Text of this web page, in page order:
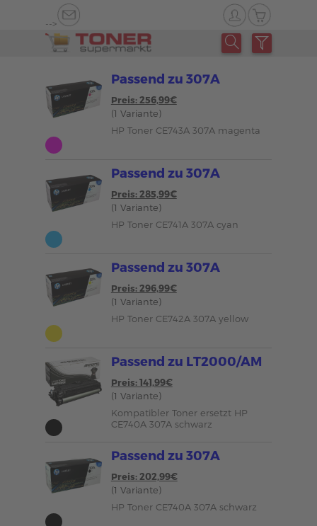
-->
Passend zu 307A
Preis: 256,99€
(1 Variante)
HP Toner CE743A 307A magenta
Passend zu 307A
Preis: 285,99€
(1 Variante)
HP Toner CE741A 307A cyan
Passend zu 307A
Preis: 296,99€
(1 Variante)
HP Toner CE742A 307A yellow
Passend zu LT2000/AM
Preis: 141,99€
(1 Variante)
Kompatibler Toner ersetzt HP
CE740A 307A schwarz
Passend zu 307A
Preis: 202,99€
(1 Variante)
HP Toner CE740A 307A schwarz